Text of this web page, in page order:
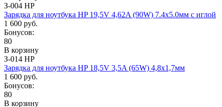
З-004 HP
Зарядка для ноутбука HP 19,5V 4,62A (90W) 7.4х5.0мм с иглой
1 600 руб.
Бонусов:
80
В корзину
З-014 HP
Зарядка для ноутбука HP 18,5V 3,5A (65W) 4,8x1,7мм
1 600 руб.
Бонусов:
80
В корзину